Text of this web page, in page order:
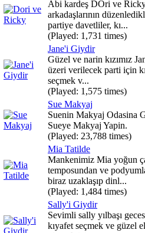
Abi kardeş DOri ve
arkadaşlarının
partiye davetliler, kı...
(Played: 1,731 times)
Jane'i Giydir
Güzel ve narin kızımız
üzeri verilecek parti için
seçmek v...
(Played: 1,575 times)
Sue Makyaj
Suenin Makyaj Odasina
Sueye Makyaj Yapin.
(Played: 23,788 times)
Mia Tatilde
Mankenimiz Mia yoğun
temposundan ve
biraz uzaklaşıp dinl...
(Played: 1,484 times)
Sally'i Giydir
Sevimli sally yılbaşı
kıyafet seçmek ve güzel